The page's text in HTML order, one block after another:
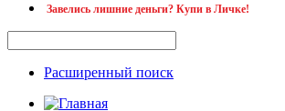
Завелись лишние деньги? Купи в Личке!
Расширенный поиск